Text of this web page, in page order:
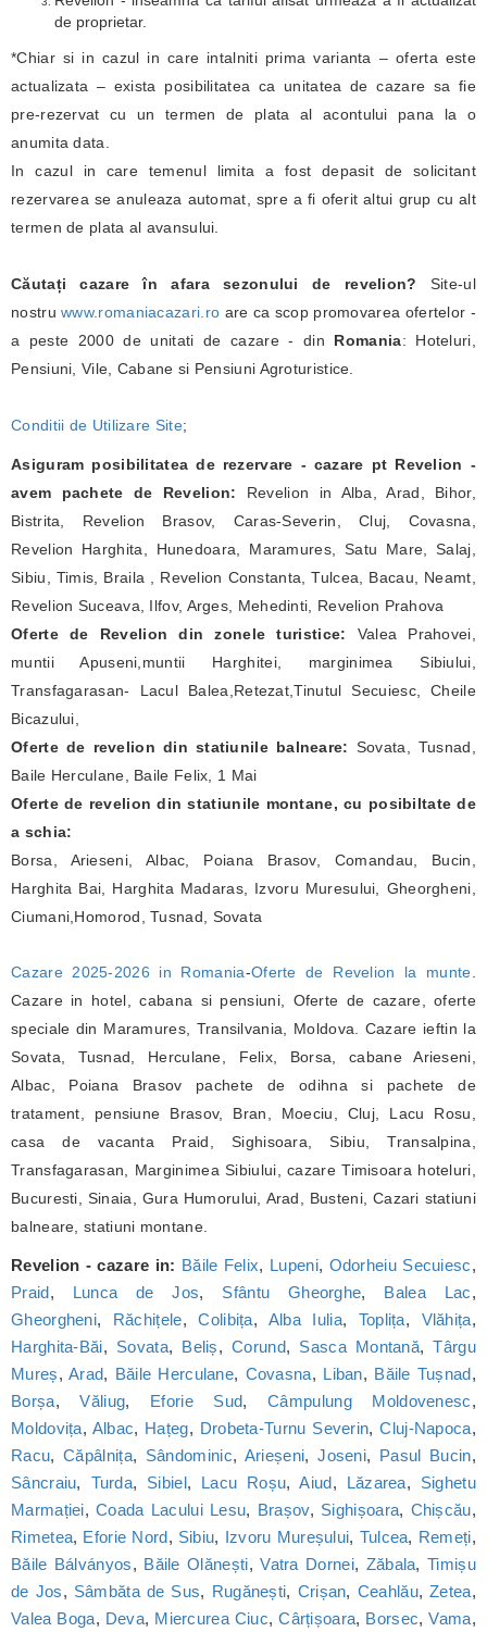
de proprietar.
*Chiar si in cazul in care intalniti prima varianta – oferta este
actualizata – exista posibilitatea ca unitatea de cazare sa fie
pre-rezervat cu un termen de plata al acontului pana la o
anumita data.
In cazul in care temenul limita a fost depasit de solicitant
rezervarea se anuleaza automat, spre a fi oferit altui grup cu alt
termen de plata al avansului.
Căutați cazare în afara sezonului de revelion? Site-ul
nostruwww.romaniacazari.ro are ca scop promovarea ofertelor -
a peste 2000 de unitati de cazare - din Romania: Hoteluri,
Pensiuni, Vile, Cabane si Pensiuni Agroturistice.
Conditii de Utilizare Site;
Asiguram posibilitatea de rezervare - cazare pt Revelion -
avem pachete de Revelion: Revelion in Alba, Arad, Bihor,
Bistrita, Revelion Brasov, Caras-Severin, Cluj, Covasna,
Revelion Harghita, Hunedoara, Maramures, Satu Mare, Salaj,
Sibiu, Timis, Braila , Revelion Constanta, Tulcea, Bacau, Neamt,
Revelion Suceava, Ilfov, Arges, Mehedinti, Revelion Prahova
Oferte de Revelion din zonele turistice: Valea Prahovei,
muntii Apuseni,muntii Harghitei, marginimea Sibiului,
Transfagarasan- Lacul Balea,Retezat,Tinutul Secuiesc, Cheile
Bicazului,
Oferte de revelion din statiunile balneare: Sovata, Tusnad,
Baile Herculane, Baile Felix, 1 Mai
Oferte de revelion din statiunile montane, cu posibiltate de
a schia:
Borsa, Arieseni, Albac, Poiana Brasov, Comandau, Bucin,
Harghita Bai, Harghita Madaras, Izvoru Muresului, Gheorgheni,
Ciumani,Homorod, Tusnad, Sovata
Cazare 2025-2026 in Romania-Oferte de Revelion la munte
Cazare in hotel, cabana si pensiuni, Oferte de cazare, oferte
speciale din Maramures, Transilvania, Moldova. Cazare ieftin la
Sovata, Tusnad, Herculane, Felix, Borsa, cabane Arieseni,
Albac, Poiana Brasov pachete de odihna si pachete de
tratament, pensiune Brasov, Bran, Moeciu, Cluj, Lacu Rosu,
casa de vacanta Praid, Sighisoara, Sibiu, Transalpina,
Transfagarasan, Marginimea Sibiului, cazare Timisoara hoteluri,
Bucuresti, Sinaia, Gura Humorului, Arad, Busteni, Cazari statiuni
balneare, statiuni montane.
Revelion - cazare in: Băile Felix, Lupeni, Odorheiu Secuiesc,
Praid, Lunca de Jos, Sfântu Gheorghe, Balea Lac,
Gheorgheni, Răchițele,Colibița, Alba Iulia, Toplița, Vlăhița,
Harghita-Băi, Sovata, Beliș,Corund, Sasca Montană,Târgu
Mureș, Arad, Băile Herculane, Covasna, Liban, Băile Tușnad,
Borșa,Văliug, Eforie Sud,Câmpulung Moldovenesc,
Moldovița, Albac, Hațeg, Drobeta-Turnu Severin,Cluj-Napoca,
Racu,Căpâlnița, Sândominic, Arieșeni,Joseni, Pasul Bucin,
Sâncraiu, Turda, Sibiel, Lacu Roșu,Aiud, Lăzarea, Sighetu
Marmației,Coada Lacului Lesu, Brașov, Sighișoara, Chișcău,
Rimetea, Eforie Nord, Sibiu, Izvoru Mureșului, Tulcea, Remeți,
Băile Bálványos, Băile Olănești,Vatra Dornei, Zăbala,Timișu
de Jos, Sâmbăta de Sus, Rugănești, Crișan, Ceahlău,Zetea,
Valea Boga, Deva, Miercurea Ciuc,Cârțișoara, Borsec,Vama,